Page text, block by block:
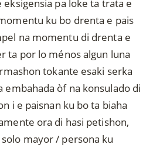
pa loke ta trata e
ku bo drenta e pais
na momentu di drenta e
ta por lo ménos algun luna
tokante esaki serka
embahada òf na konsulado di
i e paisnan ku bo ta biaha
ora di hasi petishon,
mayor / persona ku